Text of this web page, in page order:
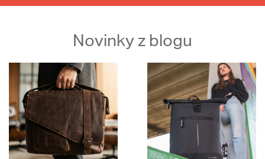
Novinky z blogu